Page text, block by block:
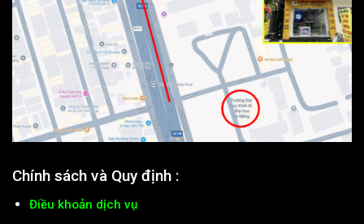
Chính sách và Quy định :
Điều khoản dịch vụ